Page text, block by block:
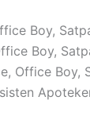
Boy,
Boy,
Office Boy,